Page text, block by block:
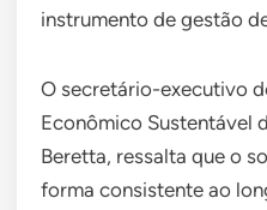
instrumento de gestão
O secretário-executivo
Econômico Sustentável
Beretta, ressalta que o
forma consistente ao